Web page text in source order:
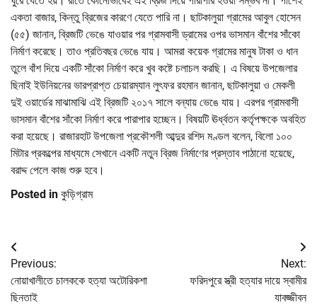
একতা বাজার, কিন্তু ব্রিজের কারণে যেতে পারি না। ছাটকালুয়া গ্রামের আবুল হোসেন
(৫৫) জানান, ব্রিজটি ভেঙে যাওয়ার পর গ্রামবাসী ড্রামের ওপর ভাসমান বাঁশের সাঁকো
নির্মাণ করেছে। তাও প্রতিবছর ভেঙে যায়। আমরা কয়েক গ্রামের মানুষ টাকা ও ধান
তুলে বাঁশ দিয়ে একটি সাঁকো নির্মাণ করে খুব কষ্টে চলাচল করছি। এ বিষয়ে উপজেলার
ছিনাই ইউনিয়নের ভারপ্রাপ্ত চেয়ারম্যান লুৎফর রহমান জানান, ছাটকালুয়া ও মেকলী
দুই ওয়ার্ডের মাঝামাঝি এই ব্রিজটি ২০১৭ সালে বন্যায় ভেঙে যায়। এরপর গ্রামবাসী
ভাসমান বাঁশের সাঁকো নির্মাণ করে পারাপার হচ্ছেন। বিষয়টি ঊর্ধ্বতন কর্তৃপক্ষকে অবহিত
করা হয়েছে। রাজারহাট উপজেলা প্রকৌশলী আব্দুর রশিদ মণ্ডল বলেন, বিলো ১০০
মিটার প্রকল্পের মাধ্যমে সেখানে একটি নতুন ব্রিজ নির্মাণের প্রস্তাব পাঠানো হয়েছে,
বরাদ্দ পেলে কাজ শুরু হবে।
Posted in কুড়িগ্রাম
Post
navigation
Previous:
নোয়াখালীতে চালককে হত্যা অটোরিকশা
ছিনতাই
Next:
ফরিদপুরে স্ত্রী হত্যার দায়ে স্বামীর
যাবজ্জীবন